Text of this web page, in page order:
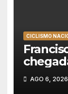
CICLISMO
veste
Portugal
AGO 6, 2026